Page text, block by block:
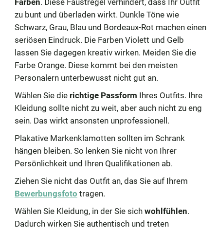
Farben. Diese Faustregel verhindert, dass Ihr Outfit
zu bunt und überladen wirkt. Dunkle Töne wie
Schwarz, Grau, Blau und Bordeaux-Rot machen einen
seriösen Eindruck. Die Farben Violett und Gelb
lassen Sie dagegen kreativ wirken. Meiden Sie die
Farbe Orange. Diese kommt bei den meisten
Personalern unterbewusst nicht gut an.
Wählen Sie die richtige Passform Ihres Outfits. Ihre
Kleidung sollte nicht zu weit, aber auch nicht zu eng
sein. Das wirkt ansonsten unprofessionell.
Plakative Markenklamotten sollten im Schrank
hängen bleiben. So lenken Sie nicht von Ihrer
Persönlichkeit und Ihren Qualifikationen ab.
Ziehen Sie nicht das Outfit an, das Sie auf Ihrem
Bewerbungsfoto tragen.
Wählen Sie Kleidung, in der Sie sich wohlfühlen.
Dadurch wirken Sie authentisch und treten